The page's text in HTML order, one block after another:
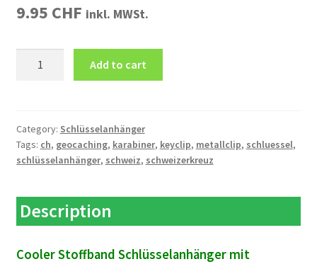
9.95 CHF inkl. MWSt.
quantity
Add to cart
Category: Schlüsselanhänger
Tags: ch, geocaching, karabiner, keyclip, metallclip, schluessel,
schlüsselanhänger, schweiz, schweizerkreuz
Description
Cooler Stoffband Schlüsselanhänger mit